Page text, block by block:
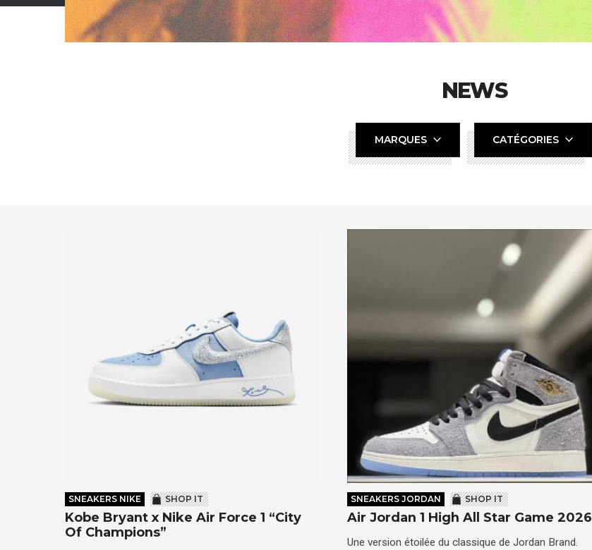
NEWS
MARQUES CATÉGORIES
SNEAKERS NIKE SHOP IT
Kobe Bryant x Nike Air Force 1 “City
Of Champions”
SNEAKERS JORDAN SHOP IT
Air Jordan 1 High All Star Game 2026
Une version étoilée du classique de Jordan Brand.